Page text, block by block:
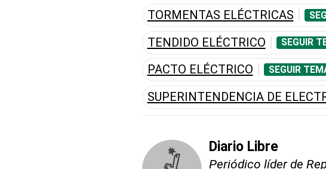
TORMENTAS ELÉCTRICAS
TENDIDO ELÉCTRICO SEGUIR
PACTO ELÉCTRICO SEGUIR
SUPERINTENDENCIA DE
Diario Libre
Periódico líder de